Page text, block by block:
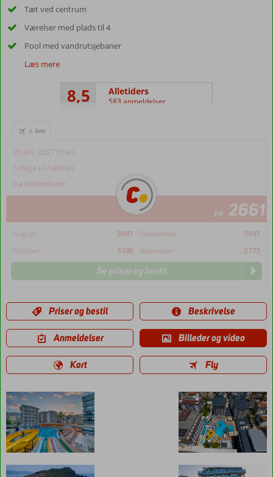
Tæt ved centrum
Værelser med plads til 4
Pool med vandrutsjebaner
Læs mere
8,5 Alletiders
583 anmeldelser
+
25 jan. 2027 (ma.)
5 dage (4 nætter)
fra København
fra 2661
August 3887 September
3947
Oktober
3498 November 2773
Se priser og bestil
Priser og bestil Beskrivelse
Anmeldelser Billeder og video
Kort Fly